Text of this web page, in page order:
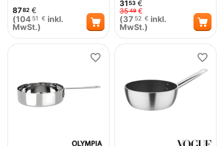
8782 €
(104 51 € inkl.
MwSt.)
3153 €
3549 €
(37 52 € inkl.
MwSt.)